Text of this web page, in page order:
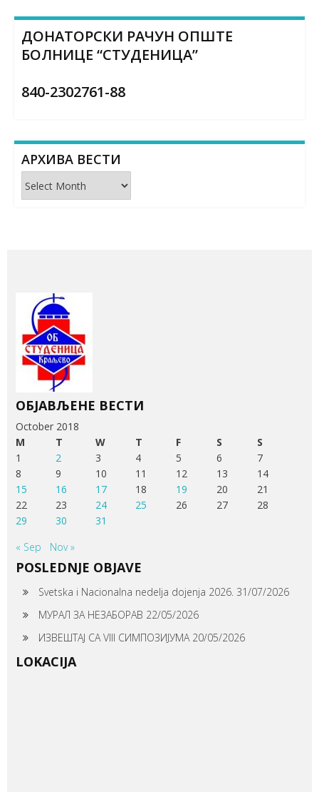
ДОНАТОРСКИ РАЧУН ОПШТЕ
БОЛНИЦЕ “СТУДЕНИЦА”
840-2302761-88
АРХИВА ВЕСТИ
Архива
вести
ОБЈАВЉЕНЕ ВЕСТИ
October 2018
M
T W T F S
S
1
2 3 4 5 6
7
8
9 10 11 12 13
14
15
16 17 18 19 20
21
22
23 24 25 26 27
28
29
30
31
« Sep
Nov »
POSLEDNJE OBJAVE
Svetska i Nacionalna nedelja dojenja 2026. 31/07/2026
МУРАЛ ЗА НЕЗАБОРАВ 22/05/2026
ИЗВЕШТАЈ СА VIII СИМПОЗИЈУМА 20/05/2026
LOKACIJA